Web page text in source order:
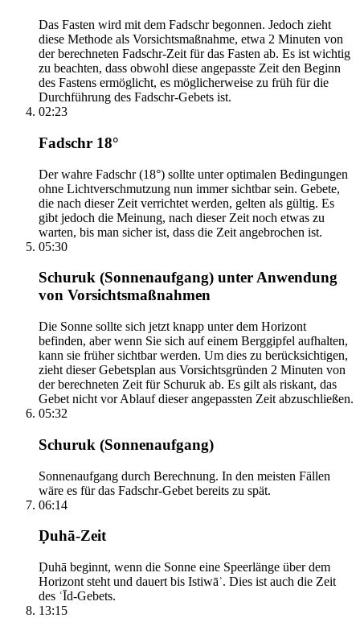
Das Fasten wird mit dem Fadschr begonnen. Jedoch zieht
diese Methode als Vorsichtsmaßnahme, etwa 2 Minuten von
der berechneten Fadschr-Zeit für das Fasten ab. Es ist wichtig
zu beachten, dass obwohl diese angepasste Zeit den Beginn
des Fastens ermöglicht, es möglicherweise zu früh für die
Durchführung des Fadschr-Gebets ist.
02:23
Fadschr 18°
Der wahre Fadschr (18°) sollte unter optimalen Bedingungen
ohne Lichtverschmutzung nun immer sichtbar sein. Gebete,
die nach dieser Zeit verrichtet werden, gelten als gültig. Es
gibt jedoch die Meinung, nach dieser Zeit noch etwas zu
warten, bis man sicher ist, dass die Zeit angebrochen ist.
05:30
Schuruk (Sonnenaufgang) unter Anwendung
von Vorsichtsmaßnahmen
Die Sonne sollte sich jetzt knapp unter dem Horizont
befinden, aber wenn Sie sich auf einem Berggipfel aufhalten,
kann sie früher sichtbar werden. Um dies zu berücksichtigen,
zieht dieser Gebetsplan aus Vorsichtsgründen 2 Minuten von
der berechneten Zeit für Schuruk ab. Es gilt als riskant, das
Gebet nicht vor Ablauf dieser angepassten Zeit abzuschließen.
05:32
Schuruk (Sonnenaufgang)
Sonnenaufgang durch Berechnung. In den meisten Fällen
wäre es für das Fadschr-Gebet bereits zu spät.
06:14
Ḍuhā-Zeit
Ḍuhā beginnt, wenn die Sonne eine Speerlänge über dem
Horizont steht und dauert bis Istiwāʾ. Dies ist auch die Zeit
des ʿĪd-Gebets.
13:15